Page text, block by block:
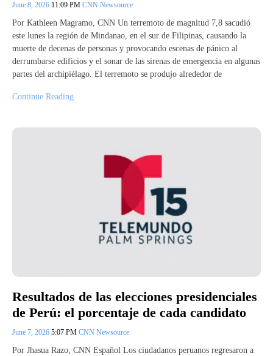
June 8, 2026 11:09 PM CNN Newsource
Por Kathleen Magramo, CNN Un terremoto de magnitud 7,8 sacudió
este lunes la región de Mindanao, en el sur de Filipinas, causando la
muerte de decenas de personas y provocando escenas de pánico al
derrumbarse edificios y el sonar de las sirenas de emergencia en algunas
partes del archipiélago. El terremoto se produjo alrededor de
Continue Reading
Resultados de las elecciones presidenciales
de Perú: el porcentaje de cada candidato
June 7, 2026 5:07 PM CNN Newsource
Por Jhasua Razo, CNN Español Los ciudadanos peruanos regresaron a